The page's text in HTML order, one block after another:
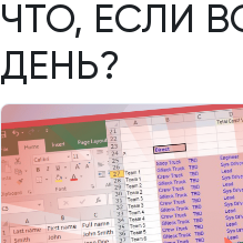
ЧТО, ЕСЛИ
ДЕНЬ?